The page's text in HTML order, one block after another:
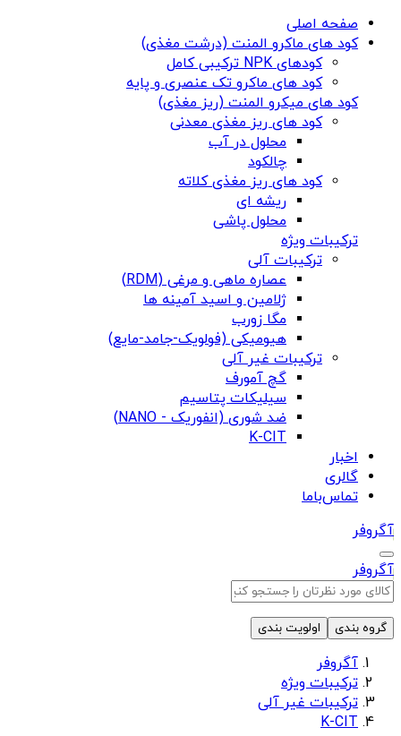
صفحه اصلی
کود های ماکرو المنت (درشت مغذی)
کودهای NPK ترکیبی کامل
کود های ماکرو تک عنصری و پایه
کود های میکرو المنت (ریز مغذی)
کود های ریز مغذی معدنی
محلول در آب
چالکود
کود های ریز مغذی کلاته
ریشه ای
محلول پاشی
ترکیبات ویژه
ترکیبات آلی
عصاره ماهی و مرغی (RDM)
ژلامین و اسید آمینه ها
مگا زورب
هیومیکی (فولویک-جامد-مایع)
ترکیبات غیر آلی
گچ آمورف
سیلیکات پتاسیم
ضد شوری (انفوریک - NANO)
K-CIT
اخبار
گالری
تماس‌باما
آگروفر
آگروفر
گروه بندی اولویت بندی
آگروفر
ترکیبات ویژه
ترکیبات غیر آلی
K-CIT